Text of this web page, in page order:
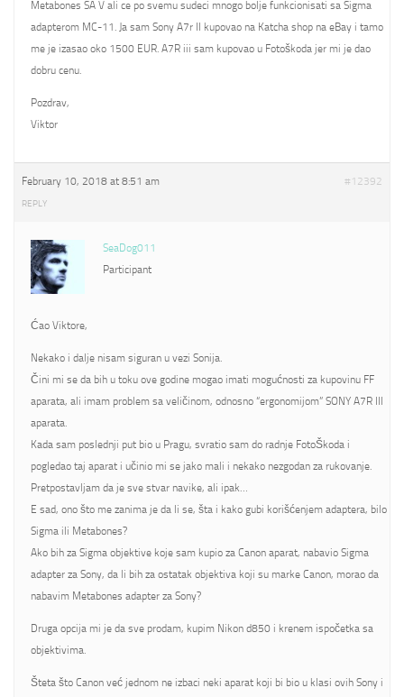
Metabones SA V ali ce po svemu sudeci mnogo bolje funkcionisati sa Sigma
adapterom MC-11. Ja sam Sony A7r II kupovao na Katcha shop na eBay i tamo
me je izasao oko 1500 EUR. A7R iii sam kupovao u Fotoškoda jer mi je dao
dobru cenu.
Pozdrav,
Viktor
February 10, 2018 at 8:51 am #12392
REPLY
SeaDog011
Participant
Ćao Viktore,
Nekako i dalje nisam siguran u vezi Sonija.
Čini mi se da bih u toku ove godine mogao imati mogućnosti za kupovinu FF
aparata, ali imam problem sa veličinom, odnosno “ergonomijom” SONY A7R III
aparata.
Kada sam poslednji put bio u Pragu, svratio sam do radnje FotoŠkoda i
pogledao taj aparat i učinio mi se jako mali i nekako nezgodan za rukovanje.
Pretpostavljam da je sve stvar navike, ali ipak…
E sad, ono što me zanima je da li se, šta i kako gubi korišćenjem adaptera, bilo
Sigma ili Metabones?
Ako bih za Sigma objektive koje sam kupio za Canon aparat, nabavio Sigma
adapter za Sony, da li bih za ostatak objektiva koji su marke Canon, morao da
nabavim Metabones adapter za Sony?
Druga opcija mi je da sve prodam, kupim Nikon d850 i krenem ispočetka sa
objektivima.
Šteta što Canon već jednom ne izbaci neki aparat koji bi bio u klasi ovih Sony i